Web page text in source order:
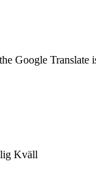
Google
Kväll